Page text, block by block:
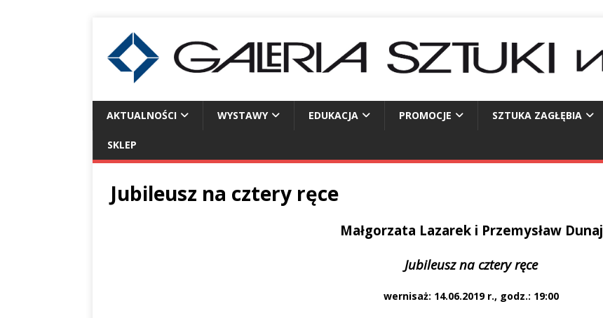
AKTUALNOŚCI WYSTAWY EDUKACJA PROMOCJE SZTUKA ZAGŁĘBIA
SKLEP
Jubileusz na cztery ręce
Małgorzata Lazarek i Przemysław Dunaj
Jubileusz na cztery ręce
wernisaż: 14.06.2019 r., godz.: 19:00